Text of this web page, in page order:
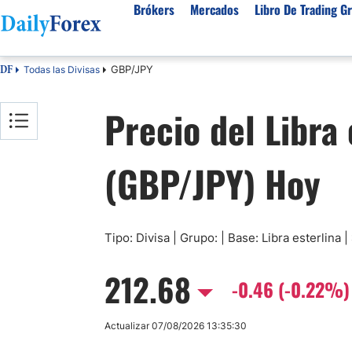
Brókers
Costa Rica
Guatemala
El Salvador
Mercados
USD/MXN
USD/JPY
EUR/USD
USD/PEN
Todas las
Materias Primas
Oro (XAU/USD)
Plata (XAG/
Libro De Trading
Sobre Nosotros
Política editorial
Nuestra metodología
Índice de confianza
Por qué confiar en nosotros
DF Todas las Divisas GBP/JPY
Precio del
(GBP/JPY) Hoy
Tipo: Divisa | Grupo: | Base: Libra esterlina
212.68 -0.46 (-0.22%)
Actualizar 07/08/2026 13:35:30